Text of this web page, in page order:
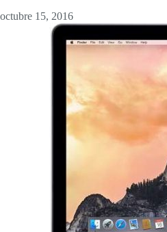
octubre 15, 2016